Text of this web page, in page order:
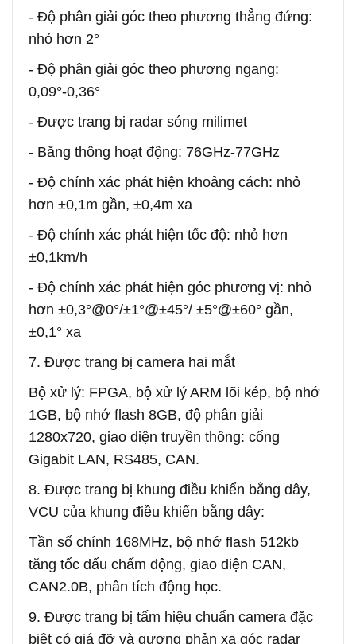
- Độ phân giải góc theo phương thẳng đứng:
nhỏ hơn 2°
- Độ phân giải góc theo phương ngang:
0,09°-0,36°
- Được trang bị radar sóng milimet
- Băng thông hoạt động: 76GHz-77GHz
- Độ chính xác phát hiện khoảng cách: nhỏ
hơn ±0,1m gần, ±0,4m xa
- Độ chính xác phát hiện tốc độ: nhỏ hơn
±0,1km/h
- Độ chính xác phát hiện góc phương vị: nhỏ
hơn ±0,3°@0°/±1°@±45°/ ±5°@±60° gần,
±0,1° xa
7. Được trang bị camera hai mắt
Bộ xử lý: FPGA, bộ xử lý ARM lõi kép, bộ nhớ
1GB, bộ nhớ flash 8GB, độ phân giải
1280x720, giao diện truyền thông: cổng
Gigabit LAN, RS485, CAN.
8. Được trang bị khung điều khiển bằng dây,
VCU của khung điều khiển bằng dây:
Tần số chính 168MHz, bộ nhớ flash 512kb
tăng tốc dấu chấm động, giao diện CAN,
CAN2.0B, phân tích động học.
9. Được trang bị tấm hiệu chuẩn camera đặc
biệt có giá đỡ và gương phản xạ góc radar